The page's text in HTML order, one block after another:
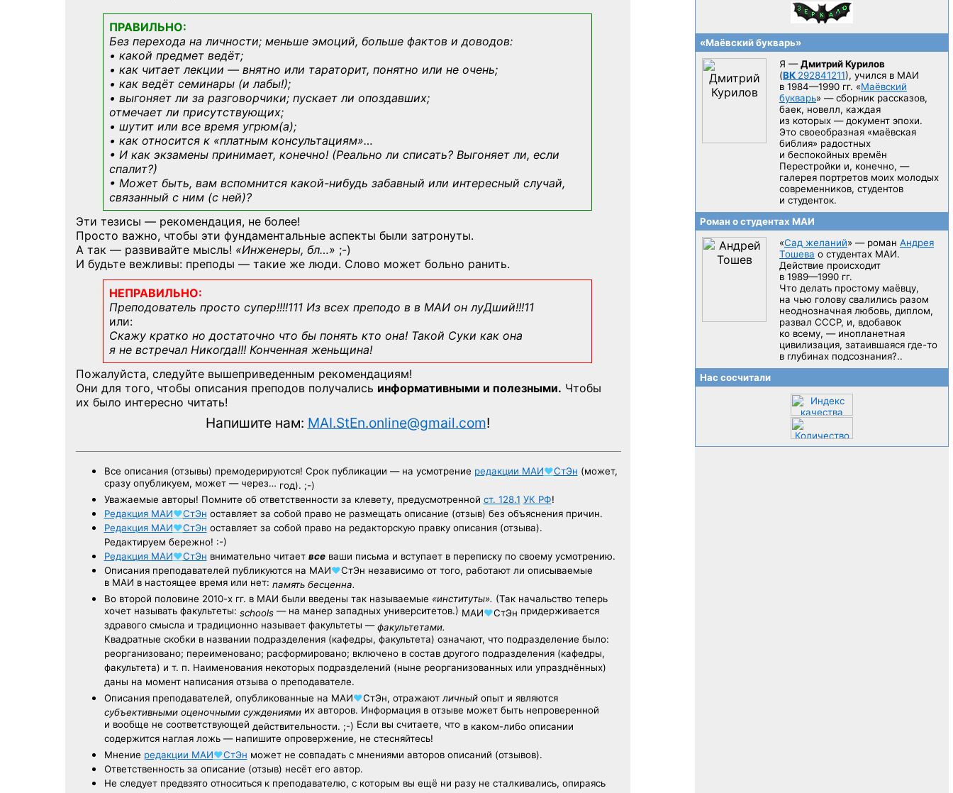
ПРАВИЛЬНО:
Без перехода на личности; меньше эмоций, больше фактов и доводов:
• какой предмет ведёт;
• как читает лекции — внятно или тараторит, понятно или не очень;
• как ведёт семинары (и лабы!);
• выгоняет ли за разговорчики; пускает ли опоздавших;
отмечает ли присутствующих;
• шутит или все время угрюм(а);
• как относится к «платным консультациям»…
• И как экзамены принимает, конечно! (Реально ли списать? Выгоняет ли, если
спалит?)
• Может быть, вам вспомнится какой-нибудь забавный или интересный случай,
связанный с ним (с ней)?
Эти тезисы — рекомендация, не более!
Просто важно, чтобы эти фундаментальные аспекты были затронуты.
А так — развивайте мысль! «Инженеры, бл…» ;-)
И будьте вежливы: преподы — такие же люди. Слово может больно ранить.
НЕПРАВИЛЬНО:
Преподователь просто супер!!!!111 Из всех преподо в в МАИ он луДший!!!11
или:
Скажу кратко но достаточно что бы понять кто она! Такой Суки как она
я не встречал Никогда!!! Конченная женьщина!
Пожалуйста, следуйте вышеприведенным рекомендациям!
Они для того, чтобы описания преподов получались информативными и полезными. Чтобы
их было интересно читать!
Напишите нам: MAI.StEn.online@gmail.com!
Все описания (отзывы) премодерируются! Срок публикации — на усмотрение редакции МАИ♥СтЭн (может,
сразу опубликуем, может — через… год). ;-)
Уважаемые авторы! Помните об ответственности за клевету, предусмотренной ст. 128.1 УК РФ!
Редакция МАИ♥СтЭн оставляет за собой право не размещать описание (отзыв) без объяснения причин.
Редакция МАИ♥СтЭн оставляет за собой право на редакторскую правку описания (отзыва).
Редактируем бережно! :-)
Редакция МАИ♥СтЭн внимательно читает всеваши письма и вступает в переписку по своему усмотрению.
Описания преподавателей публикуются на МАИ♥СтЭн независимо от того, работают ли описываемые
в МАИ в настоящее время или нет: память бесценна.
Во второй половине 2010-х гг. в МАИ были введены так называемые «институты». (Так начальство теперь
хочет называть факультеты: schools— на манер западных университетов.) МАИ♥СтЭн придерживается
здравого смысла и традиционно называет факультеты —факультетами.
Квадратные скобки в названии подразделения (кафедры, факультета) означают, что подразделение было:
реорганизовано; переименовано; расформировано; включено в состав другого подразделения (кафедры,
факультета) и т. п. Наименования некоторых подразделений (ныне реорганизованных или упразднённых)
даны на момент написания отзыва о преподавателе.
Описания преподавателей, опубликованные на МАИ♥СтЭн, отражают личныйопыт и являются
субъективными оценочными суждениямиих авторов. Информация в отзыве может быть непроверенной
и вообще не соответствующей действительности. ;-) Если вы считаете, что в каком-либо описании
содержится наглая ложь — напишите опровержение, не стесняйтесь!
Мнение редакции МАИ♥СтЭн может не совпадать с мнениями авторов описаний (отзывов).
Ответственность за описание (отзыв) несёт его автор.
Не следуетпредвзято относиться к преподавателю, с которым вы ещё ни разу не сталкивались, опираясь
«Маёвский букварь»
Я —Дмитрий Курилов
(ВК 292841211), учился в МАИ
в 1984—1990 гг. «Маёвский
букварь» — сборник рассказов,
баек, новелл, каждая
из которых — документ эпохи.
Это своеобразная «маёвская
библия» радостных
и беспокойных времён
Перестройки и, конечно, —
галерея портретов моих молодых
современников, студентов
и студенток.
Роман о студентах МАИ
«Сад желаний» — роман Андрея
Тошева о студентах МАИ.
Действие происходит
в 1989—1990 гг.
Что делать простому маёвцу,
на чью голову свалились разом
неоднозначная любовь, диплом,
развал CCCP, и, вдобавок
ко всему, — инопланетная
цивилизация, затаившаяся где-то
в глубинах подсознания?..
Нас сосчитали